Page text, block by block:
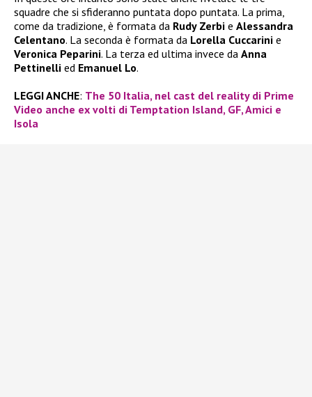
squadre che si sfideranno puntata dopo puntata. La prima,
come da tradizione, è formata da Rudy Zerbi e Alessandra
Celentano. La seconda è formata da Lorella Cuccarini e
Veronica Peparini. La terza ed ultima invece da Anna
Pettinelli ed Emanuel Lo.
LEGGI ANCHE: The 50 Italia, nel cast del reality di Prime
Video anche ex volti di Temptation Island, GF, Amici e
Isola